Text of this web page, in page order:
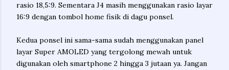
rasio 18,5:9. Sementara J4 masih menggunakan rasio layar
16:9 dengan tombol home fisik di dagu ponsel.
Kedua ponsel ini sama-sama sudah menggunakan panel
layar Super AMOLED yang tergolong mewah untuk
digunakan oleh smartphone 2 hingga 3 jutaan ya. Jangan